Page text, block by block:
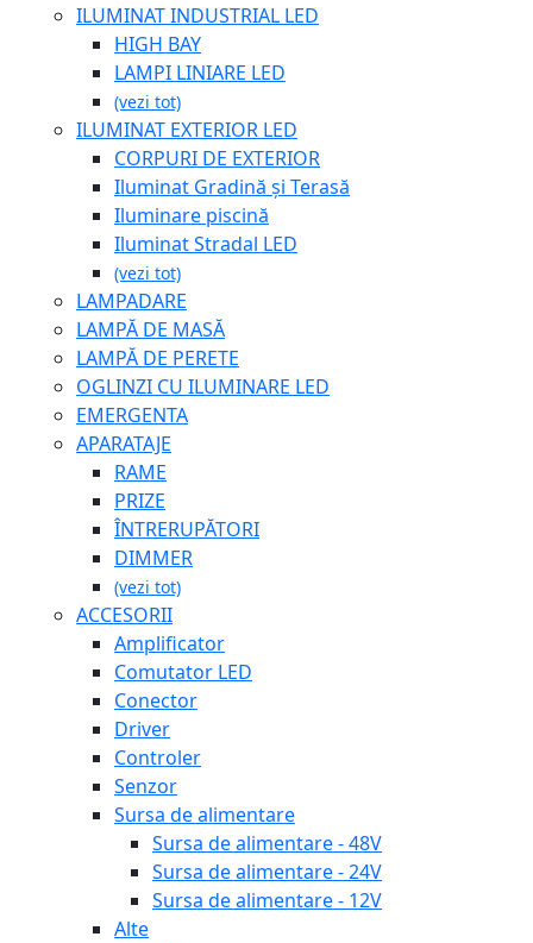
ILUMINAT INDUSTRIAL LED
HIGH BAY
LAMPI LINIARE LED
(vezi tot)
ILUMINAT EXTERIOR LED
CORPURI DE EXTERIOR
Iluminat Gradină și Terasă
Iluminare piscină
Iluminat Stradal LED
(vezi tot)
LAMPADARE
LAMPĂ DE MASĂ
LAMPĂ DE PERETE
OGLINZI CU ILUMINARE LED
EMERGENTA
APARATAJE
RAME
PRIZE
ÎNTRERUPĂTORI
DIMMER
(vezi tot)
ACCESORII
Amplificator
Comutator LED
Conector
Driver
Controler
Senzor
Sursa de alimentare
Sursa de alimentare - 48V
Sursa de alimentare - 24V
Sursa de alimentare - 12V
Alte